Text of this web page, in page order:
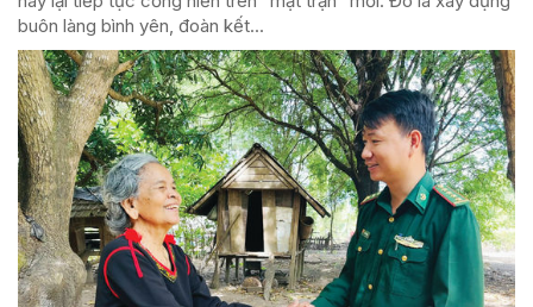
buôn làng bình yên, đoàn kết...